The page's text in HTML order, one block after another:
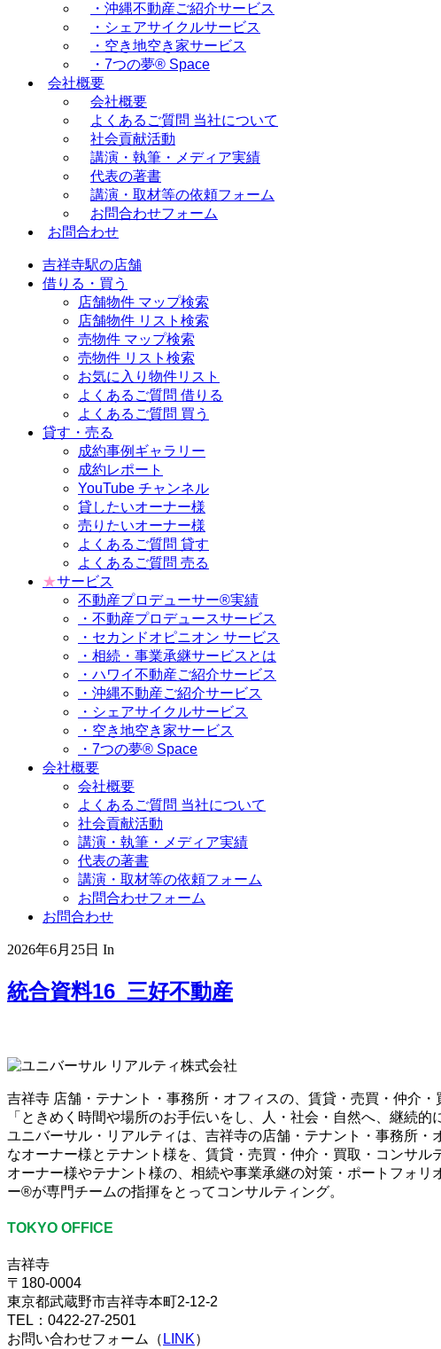
・沖縄不動産ご紹介サービス
・シェアサイクルサービス
・空き地空き家サービス
・7つの夢® Space
会社概要
会社概要
よくあるご質問 当社について
社会貢献活動
講演・執筆・メディア実績
代表の著書
講演・取材等の依頼フォーム
お問合わせフォーム
お問合わせ
吉祥寺駅の店舗
借りる・買う
店舗物件 マップ検索
店舗物件 リスト検索
売物件 マップ検索
売物件 リスト検索
お気に入り物件リスト
よくあるご質問 借りる
よくあるご質問 買う
貸す・売る
成約事例ギャラリー
成約レポート
YouTube チャンネル
貸したいオーナー様
売りたいオーナー様
よくあるご質問 貸す
よくあるご質問 売る
★サービス
不動産プロデューサー®実績
・不動産プロデュースサービス
・セカンドオピニオン サービス
・相続・事業承継サービスとは
・ハワイ不動産ご紹介サービス
・沖縄不動産ご紹介サービス
・シェアサイクルサービス
・空き地空き家サービス
・7つの夢® Space
会社概要
会社概要
よくあるご質問 当社について
社会貢献活動
講演・執筆・メディア実績
代表の著書
講演・取材等の依頼フォーム
お問合わせフォーム
お問合わせ
2026年6月25日 In
統合資料16_三好不動産
吉祥寺 店舗・テナント・事務所・オフィスの、賃貸・売買・仲介・
「ときめく時間や場所のお手伝いをし、人・社会・自然へ、継続的
ユニバーサル・リアルティは、吉祥寺の店舗・テナント・事務所
なオーナー様とテナント様を、賃貸・売買・仲介・買取・コンサル
オーナー様やテナント様の、相続や事業承継の対策・ポートフォ
ー®が専門チームの指揮をとってコンサルティング。
TOKYO OFFICE
吉祥寺
〒180-0004
東京都武蔵野市吉祥寺本町2-12-2
TEL：0422-27-2501
お問い合わせフォーム（ LINK）